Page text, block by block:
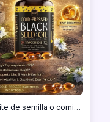
Aceite de semilla o comino negro